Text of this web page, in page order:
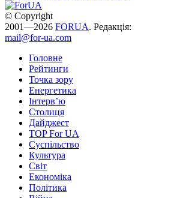
© Copyright
2001—2026 FORUA. Редакція:
mail@for-ua.com
Головне
Рейтинги
Точка зору
Енергетика
Інтерв’ю
Столиця
Дайджест
TOP For UA
Суспiльство
Культура
Світ
Економіка
Політика